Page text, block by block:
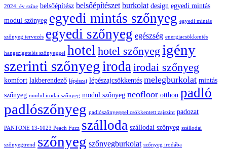
2024. év színe belsőépítész belsőépítészet burkolat design egyedi mintás
modul szőnyeg egyedi mintás szőnyeg egyedi mintás
szőnyeg tervezés egyedi szőnyeg egészség energiacsökkentés
hangszigetelés szőnyeggel hotel hotel szőnyeg igény
szerinti szőnyeg iroda irodai szőnyeg
komfort lakberendező lépészaj lépészajcsökkentés melegburkolat mintás
szőnyeg modul irodai szőnyeg modul szőnyeg neofloor otthon padló
padlószőnyeg padlószőnyeggel csökkentett zajszint padozat
PANTONE 13-1023 Peach Fuzz szálloda szállodai szőnyeg szállodai
szőnyegtrend szőnyeg szőnyegburkolat szőnyeg irodába